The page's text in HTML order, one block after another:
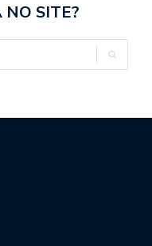
NO SITE?